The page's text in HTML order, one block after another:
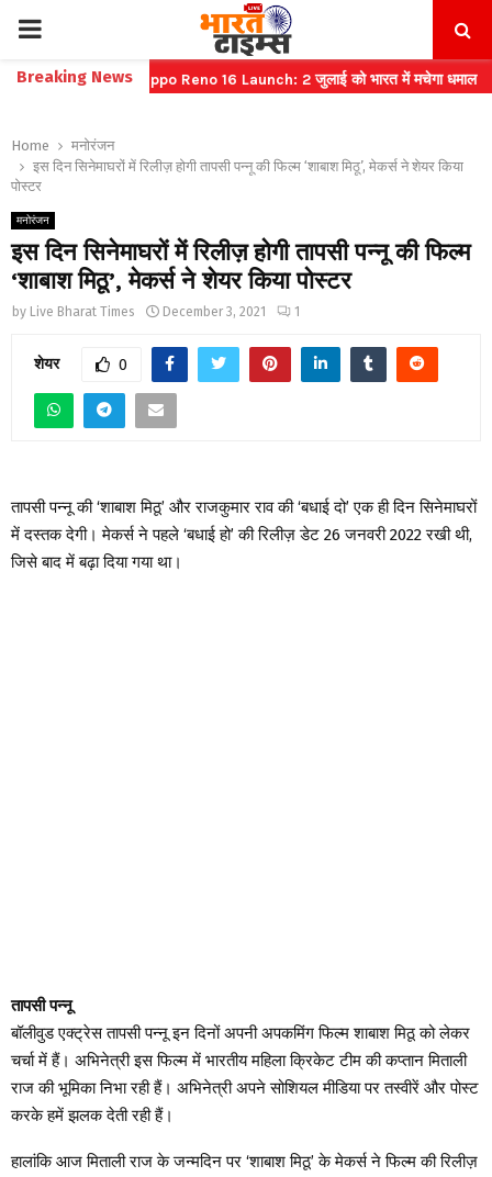
PRIMARY
MENU
Breaking News
बुकिंग ⇝ Oppo Reno 16 Launch: 2 जुलाई को भारत में मचेगा धमाल ⇝
Home
मनोरंजन
इस दिन सिनेमाघरों में रिलीज़ होगी तापसी पन्नू की फिल्म ‘शाबाश मिठू’, मेकर्स ने शेयर किया
पोस्टर
मनोरंजन
इस दिन सिनेमाघरों में रिलीज़ होगी तापसी पन्नू की फिल्म
‘शाबाश मिठू’, मेकर्स ने शेयर किया पोस्टर
by Live Bharat Times December 3, 2021 1
शेयर 0
तापसी पन्नू की ‘शाबाश मिठू’ और राजकुमार राव की ‘बधाई दो’ एक ही दिन सिनेमाघरों
में दस्तक देगी। मेकर्स ने पहले ‘बधाई हो’ की रिलीज़ डेट 26 जनवरी 2022 रखी थी,
जिसे बाद में बढ़ा दिया गया था।
तापसी पन्नू
बॉलीवुड एक्ट्रेस तापसी पन्नू इन दिनों अपनी अपकमिंग फिल्म शाबाश मिठू को लेकर
चर्चा में हैं। अभिनेत्री इस फिल्म में भारतीय महिला क्रिकेट टीम की कप्तान मिताली
राज की भूमिका निभा रही हैं। अभिनेत्री अपने सोशियल मीडिया पर तस्वीरें और पोस्ट
करके हमें झलक देती रही हैं।
हालांकि आज मिताली राज के जन्मदिन पर ‘शाबाश मिठू’ के मेकर्स ने फिल्म की रिलीज़